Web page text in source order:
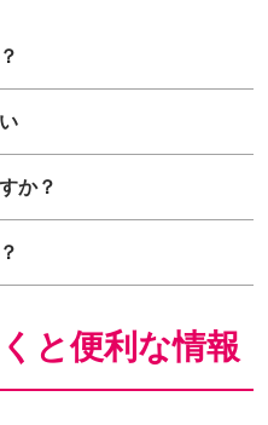
か？
と便利な情報